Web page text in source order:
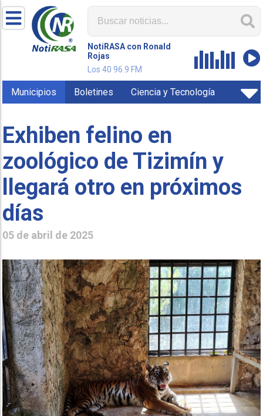
NotiRASA con Ronald
Rojas
Los 40 96.9 FM
Municipios Boletines Ciencia y Tecnología
Exhiben felino en
zoológico de Tizimín y
llegará otro en próximos
días
05 de abril de 2025